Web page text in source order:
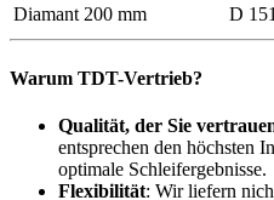
Diamant 200 mm D
Warum TDT-Vertrieb?
Qualität, der Sie
entsprechen den höchsten
optimale Schleifergebnisse.
Flexibilität: Wir liefern